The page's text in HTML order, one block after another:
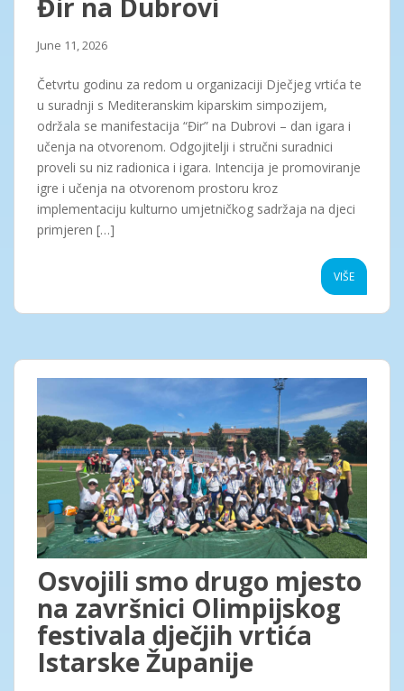
Đir na Dubrovi
June 11, 2026
Četvrtu godinu za redom u organizaciji Dječjeg vrtića te
u suradnji s Mediteranskim kiparskim simpozijem,
održala se manifestacija “Đir” na Dubrovi – dan igara i
učenja na otvorenom. Odgojitelji i stručni suradnici
proveli su niz radionica i igara. Intencija je promoviranje
igre i učenja na otvorenom prostoru kroz
implementaciju kulturno umjetničkog sadržaja na djeci
primjeren […]
VIŠE
Osvojili smo drugo mjesto
na završnici Olimpijskog
festivala dječjih vrtića
Istarske Županije